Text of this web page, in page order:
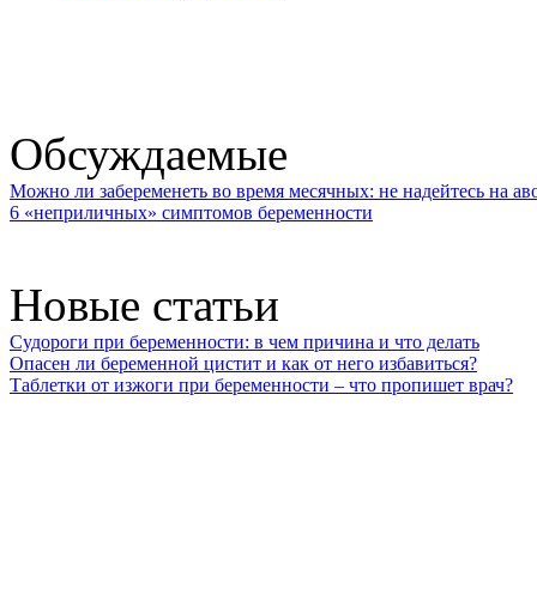
Обсуждаемые
Можно ли забеременеть во время месячных: не надейтесь на
6 «неприличных» симптомов беременности
Новые статьи
Судороги при беременности: в чем причина и что делать
Опасен ли беременной цистит и как от него избавиться?
Таблетки от изжоги при беременности – что пропишет врач?